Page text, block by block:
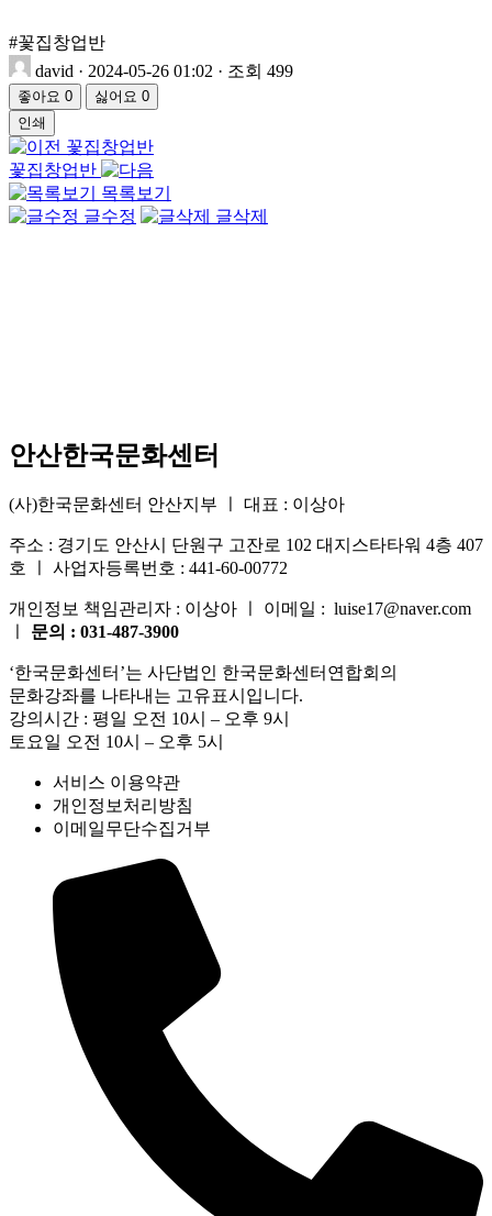
#꽃집창업반
david · 2024-05-26 01:02 · 조회 499
좋아요 0 싫어요 0
인쇄
꽃집창업반
꽃집창업반
목록보기
글수정
글삭제
안산한국문화센터
(사)한국문화센터 안산지부 ㅣ 대표 : 이상아
주소 : 경기도 안산시 단원구 고잔로 102 대지스타타워 4층 407
호 ㅣ 사업자등록번호 : 441-60-00772
개인정보 책임관리자 : 이상아 ㅣ 이메일 : luise17@naver.com
문의 : 031-487-3900
‘한국문화센터’는 사단법인 한국문화센터연합회의
문화강좌를 나타내는 고유표시입니다.
강의시간 : 평일 오전 10시 – 오후 9시
토요일 오전 10시 – 오후 5시
서비스 이용약관
개인정보처리방침
이메일무단수집거부